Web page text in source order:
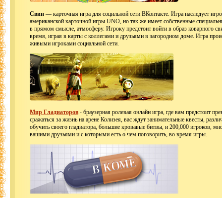
Свин — карточная игра для социльной сети ВКонтакте. Игра наследует
американской карточной игры UNO, но так же имеет собственные
в прямом смысле, атмосферу. Игроку предстоит войти в образ коварного
время, играя в карты с коллегами и друзьями в загородном доме. Игра
живыми игроками социальной сети.
Мир Гладиаторов - браузерная ролевая онлайн игра, где вам предстоит
сражаться за жизнь на арене Колизея, вас ждут занимательные квесты,
обучить своего гладиатора, большие кровавые битвы, и 200,000 игроков,
вашими друзьями и с которыми есть о чем поговорить, во время игры.